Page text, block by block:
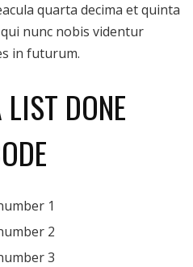
quarta decima et quinta
nunc nobis videntur
in futurum.
DONE
1
2
3